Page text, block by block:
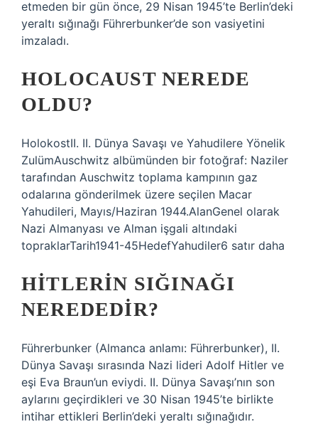
etmeden bir gün önce, 29 Nisan 1945’te Berlin’deki
yeraltı sığınağı Führerbunker’de son vasiyetini
imzaladı.
HOLOCAUST NEREDE
OLDU?
HolokostII. II. Dünya Savaşı ve Yahudilere Yönelik
ZulümAuschwitz albümünden bir fotoğraf: Naziler
tarafından Auschwitz toplama kampının gaz
odalarına gönderilmek üzere seçilen Macar
Yahudileri, Mayıs/Haziran 1944.AlanGenel olarak
Nazi Almanyası ve Alman işgali altındaki
topraklarTarih1941-45HedefYahudiler6 satır daha
HITLERIN SIĞINAĞI
NEREDEDIR?
Führerbunker (Almanca anlamı: Führerbunker), II.
Dünya Savaşı sırasında Nazi lideri Adolf Hitler ve
eşi Eva Braun’un eviydi. II. Dünya Savaşı’nın son
aylarını geçirdikleri ve 30 Nisan 1945’te birlikte
intihar ettikleri Berlin’deki yeraltı sığınağıdır.